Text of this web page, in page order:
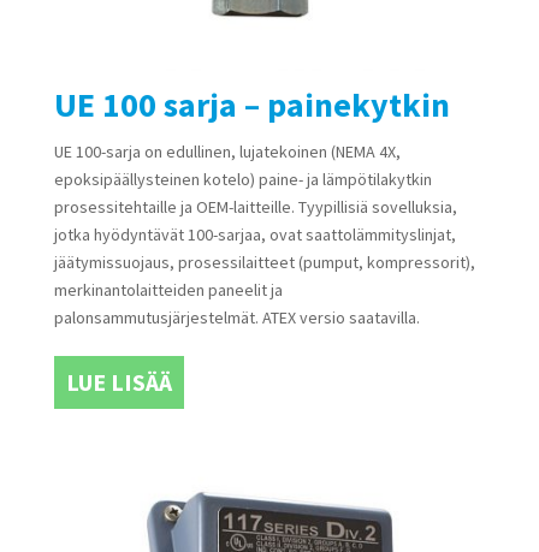
UE 100 sarja – painekytkin
UE 100-sarja on edullinen, lujatekoinen (NEMA 4X,
epoksipäällysteinen kotelo) paine- ja lämpötilakytkin
prosessitehtaille ja OEM-laitteille. Tyypillisiä sovelluksia,
jotka hyödyntävät 100-sarjaa, ovat saattolämmityslinjat,
jäätymissuojaus, prosessilaitteet (pumput, kompressorit),
merkinantolaitteiden paneelit ja
palonsammutusjärjestelmät. ATEX versio saatavilla.
LUE LISÄÄ